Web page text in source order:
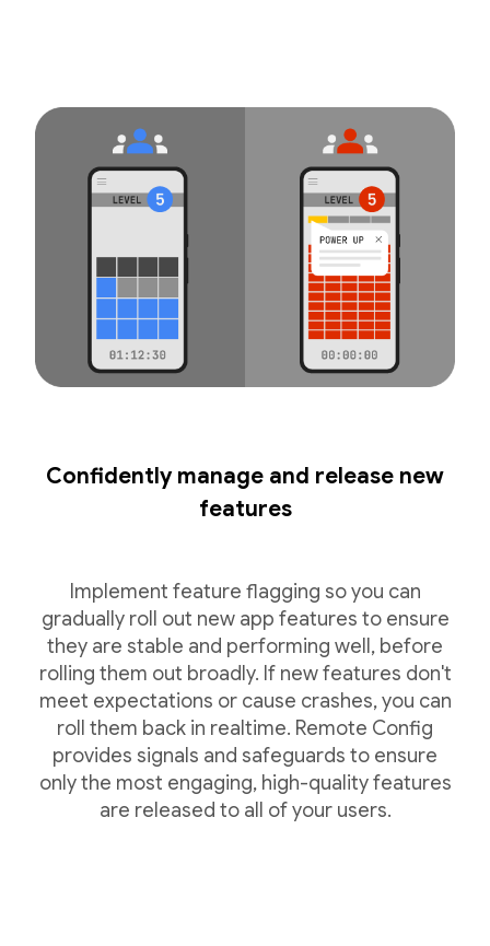
Confidently manage and release new
features
Implement feature flagging so you can
gradually roll out new app features to ensure
they are stable and performing well, before
rolling them out broadly. If new features don't
meet expectations or cause crashes, you can
roll them back in realtime. Remote Config
provides signals and safeguards to ensure
only the most engaging, high-quality features
are released to all of your users.